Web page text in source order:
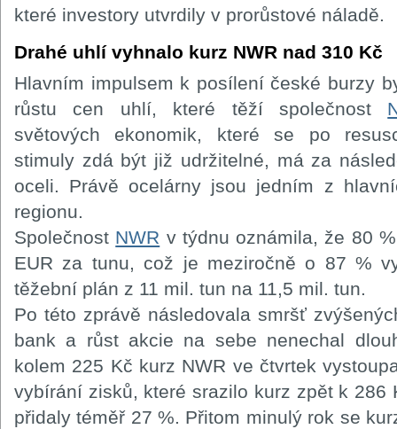
které investory utvrdily v prorůstové náladě.
Drahé uhlí vyhnalo kurz NWR nad 310 Kč
Hlavním impulsem k posílení české burzy
růstu cen uhlí, které těží společnost
světových ekonomik, které se po
stimuly zdá být již udržitelné, má za
oceli. Právě ocelárny jsou jedním z
regionu.
Společnost NWR v týdnu oznámila, že 80
EUR za tunu, což je meziročně o 87 %
těžební plán z 11 mil. tun na 11,5 mil. tun.
Po této zprávě následovala smršť
bank a růst akcie na sebe nenechal
kolem 225 Kč kurz NWR ve čtvrtek
vybírání zisků, které srazilo kurz zpět k
přidaly téměř 27 %. Přitom minulý rok se